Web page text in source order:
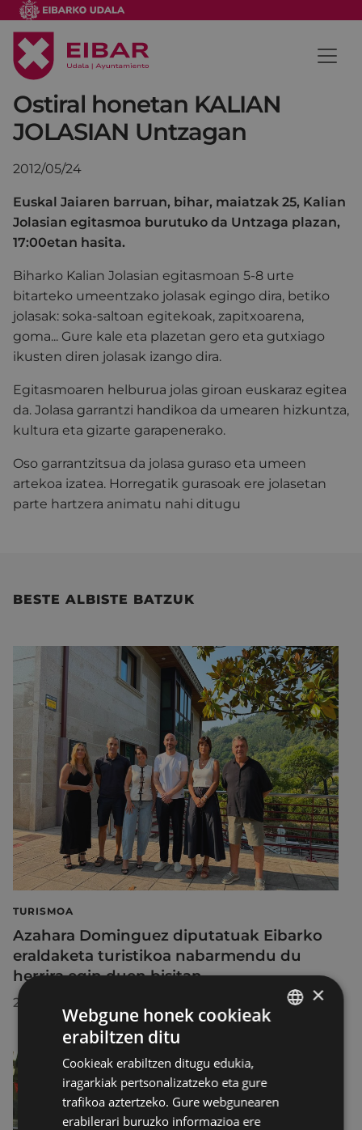
Ostiral honetan KALIAN
JOLASIAN Untzagan
2012/05/24
Euskal Jaiaren barruan, bihar, maiatzak 25, Kalian
Jolasian egitasmoa burutuko da Untzaga plazan,
17:00etan hasita.
Biharko Kalian Jolasian egitasmoan 5-8 urte
bitarteko umeentzako jolasak egingo dira, betiko
jolasak: soka-saltoan egitekoak, zapitxoarena,
goma... Gure kale eta plazetan gero eta gutxiago
ikusten diren jolasak izango dira.
Egitasmoaren helburua jolas giroan euskaraz egitea
da. Jolasa garrantzi handikoa da umearen hizkuntza,
kultura eta gizarte garapenerako.
Oso garrantzitsua da jolasa guraso eta umeen
artekoa izatea. Horregatik gurasoak ere jolasetan
parte hartzera animatu nahi ditugu
BESTE ALBISTE BATZUK
TURISMOA
Azahara Dominguez diputatuak Eibarko
eraldaketa turistikoa nabarmendu du
herrira egin duen bisitan
2026/07/30 ×
Webgune honek cookieak
erabiltzen ditu
Cookieak erabiltzen ditugu edukia,
iragarkiak pertsonalizatzeko eta gure
trafikoa aztertzeko. Gure webgunearen
erabilerari buruzko informazioa ere